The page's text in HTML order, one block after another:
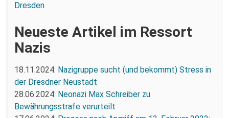
Dresden
Neueste Artikel im Ressort
Nazis
18.11.2024: Nazigruppe sucht (und bekommt) Stress in
der Dresdner Neustadt
28.06.2024: Neonazi Max Schreiber zu
Bewährungsstrafe verurteilt